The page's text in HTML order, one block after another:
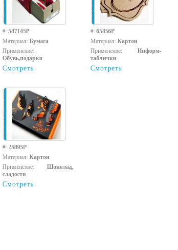
#: 547145P
Материал: Бумага
Применение:
Обувь,подарки
Смотреть
#: 65456P
Материал: Картон
Применение: Информ-
таблички
Смотреть
#: 25895P
Материал: Картон
Применение: Шоколад,
сладости
Смотреть